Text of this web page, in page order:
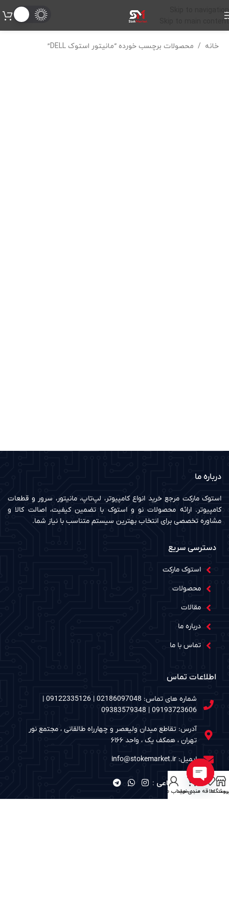
Skip to navigation
Skip to main content
خانه / محصولات برچسب خورده “مانیتور استوک DELL”
درباره ما
استوک مارکت مرجع خرید انواع کامپیوتر، لپ‌تاپ، مانیتور، سرور و قطعات
کامپیوتر. ارائه محصولات نو و استوک با تضمین کیفیت، اصالت کالا و
مشاوره تخصصی برای انتخاب بهترین سیستم متناسب با نیاز شما.
دسترسی سریع
استوک مارکت
محصولات
مقالات
درباره ما
تماس با ما
اطلاعات تماس
شماره های تماس: 02186097048 | 09122335126 |
09193723606 | 09383579348
آدرس: تقاطع میدان ولیعصر و چهارراه طالقانی ، مجتمع نور
تهران ، همکف یک ، واحد ۶۱۶۶
ایمیل: info@stokemarket.ir
شبکه های اجتماعی :
علاقه مندی ها
سبد خریدحساب منOpen